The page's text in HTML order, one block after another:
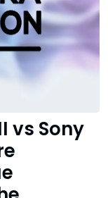
vs Sony